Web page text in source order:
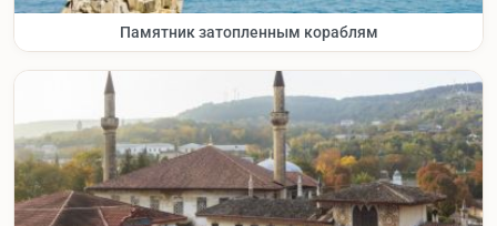
Памятник затопленным кораблям